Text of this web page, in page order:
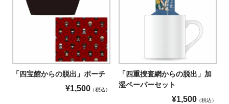
「四宝館からの脱出」ポーチ
¥1,500 税込
「四重捜査網からの脱出」加
湿ペーパーセット
¥1,500 税込